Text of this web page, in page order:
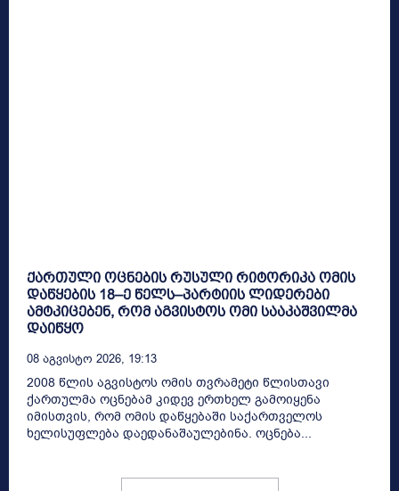
ქართული ოცნების რუსული რიტორიკა ომის
დაწყების 18–ე წელს–პარტიის ლიდერები
ამტკიცებენ, რომ აგვისტოს ომი სააკაშვილმა
დაიწყო
08 Აგვისტო 2026, 19:13
2008 წლის აგვისტოს ომის თვრამეტი წლისთავი
ქართულმა ოცნებამ კიდევ ერთხელ გამოიყენა
იმისთვის, რომ ომის დაწყებაში საქართველოს
ხელისუფლება დაედანაშაულებინა. ოცნება...